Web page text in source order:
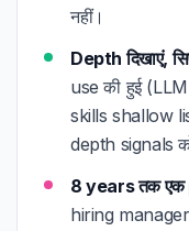
नहीं।
Depth दिखाएं,
use की हुई
skills shallow
depth signals
8 years तक एक
hiring